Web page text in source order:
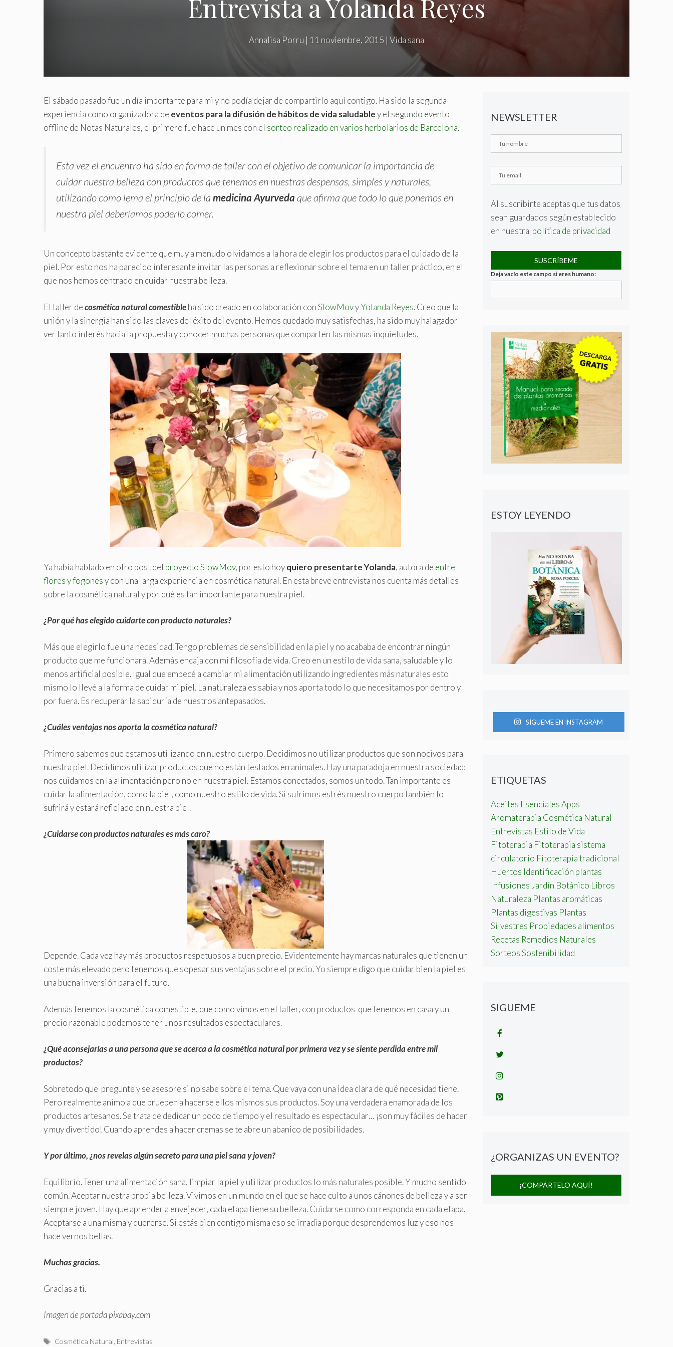
Entrevista a Yolanda Reyes
Annalisa Porru | 11 noviembre, 2015 | Vida sana
El sábado pasado fue un día importante para mi y no podía dejar de compartirlo aquí contigo. Ha sido la segunda
experiencia como organizadora de eventos para la difusión de hábitos de vida saludabley el segundo evento
offline de Notas Naturales, el primero fue hace un mes con el sorteo realizado en varios herbolarios de Barcelona.
Esta vez el encuentro ha sido en forma de taller con el objetivo de comunicar la importancia de
cuidar nuestra belleza con productos que tenemos en nuestras despensas, simples y naturales,
utilizando como lema el principio de la medicina Ayurveda que afirma que todo lo que ponemos en
nuestra piel deberíamos poderlo comer.
Un concepto bastante evidente que muy a menudo olvidamos a la hora de elegir los productos para el cuidado de la
piel. Por esto nos ha parecido interesante invitar las personas a reflexionar sobre el tema en un taller práctico, en el
que nos hemos centrado en cuidar nuestra belleza.
El taller decosmética natural comestibleha sido creado en colaboración conSlowMovyYolanda Reyes. Creo que la
unión y la sinergia han sido las claves del éxito del evento. Hemos quedado muy satisfechas, ha sido muy halagador
ver tanto interés hacia la propuesta y conocer muchas personas que comparten las mismas inquietudes.
Ya había hablado en otro post del proyecto SlowMov, por esto hoyquiero presentarte Yolanda, autora de entre
flores y fogonesy con una larga experiencia en cosmética natural. En esta breve entrevista nos cuenta más detalles
sobre la cosmética natural y por qué es tan importante para nuestra piel.
¿Por qué has elegido cuidarte con producto naturales?
Más que elegirlo fue una necesidad. Tengo problemas de sensibilidad en la piel y no acababa de encontrar ningún
producto que me funcionara. Además encaja con mi filosofía de vida. Creo en un estilo de vida sana, saludable y lo
menos artificial posible. Igual que empecé a cambiar mi alimentación utilizando ingredientes más naturales esto
mismo lo llevé a la forma de cuidar mi piel. La naturaleza es sabia y nos aporta todo lo que necesitamos por dentro y
por fuera. Es recuperar la sabiduría de nuestros antepasados.
¿Cuáles ventajas nos aporta la cosmética natural?
Primero sabemos que estamos utilizando en nuestro cuerpo. Decidimos no utilizar productos que son nocivos para
nuestra piel. Decidimos utilizar productos que no están testados en animales. Hay una paradoja en nuestra sociedad:
nos cuidamos en la alimentación pero no en nuestra piel. Estamos conectados, somos un todo. Tan importante es
cuidar la alimentación, como la piel, como nuestro estilo de vida. Si sufrimos estrés nuestro cuerpo también lo
sufrirá y estará reflejado en nuestra piel.
¿Cuidarse con productos naturales es más caro?
Depende. Cada vez hay más productos respetuosos a buen precio. Evidentemente hay marcas naturales que tienen un
coste más elevado pero tenemos que sopesar sus ventajas sobre el precio. Yo siempre digo que cuidar bien la piel es
una buena inversión para el futuro.
Además tenemos la cosmética comestible, que como vimos en el taller, con productos que tenemos en casa y un
precio razonable podemos tener unos resultados espectaculares.
¿Qué aconsejarías a una persona que se acerca a la cosmética natural por primera vez y se siente perdida entre mil
productos?
Sobretodo que pregunte y se asesore si no sabe sobre el tema. Que vaya con una idea clara de qué necesidad tiene.
Pero realmente animo a que prueben a hacerse ellos mismos sus productos. Soy una verdadera enamorada de los
productos artesanos. Se trata de dedicar un poco de tiempo y el resultado es espectacular… ¡son muy fáciles de hacer
y muy divertido! Cuando aprendes a hacer cremas se te abre un abanico de posibilidades.
Y por último, ¿nos revelas algún secreto para una piel sana y joven?
Equilibrio. Tener una alimentación sana, limpiar la piel y utilizar productos lo más naturales posible. Y mucho sentido
común. Aceptar nuestra propia belleza. Vivimos en un mundo en el que se hace culto a unos cánones de belleza y a ser
siempre joven. Hay que aprender a envejecer, cada etapa tiene su belleza. Cuidarse como corresponda en cada etapa.
Aceptarse a una misma y quererse. Si estás bien contigo misma eso se irradia porque desprendemos luz y eso nos
hace vernos bellas.
Muchas gracias.
Gracias a ti.
Imagen de portada pixabay.com
T
Cosmética Natural Entrevistas
NEWSLETTER
Al suscribirte aceptas que tus datos
sean guardados según establecido
en nuestra política de privacidad
Deja vacío este campo si eres humano:
ESTOY LEYENDO
SÍGUEME EN INSTAGRAM
ETIQUETAS
Aceites EsencialesApps
Aromaterapia Cosmética Natural
Entrevistas Estilo de Vida
Fitoterapia Fitoterapia sistema
circulatorio Fitoterapia tradicional
Huertos Identificación plantas
Infusiones Jardín Botánico Libros
Naturaleza Plantas aromáticas
Plantas digestivas Plantas
Silvestres Propiedades alimentos
Recetas Remedios Naturales
SorteosSostenibilidad
SIGUEME
¿ORGANIZAS UN EVENTO?
¡COMPÁRTELO AQUÍ!